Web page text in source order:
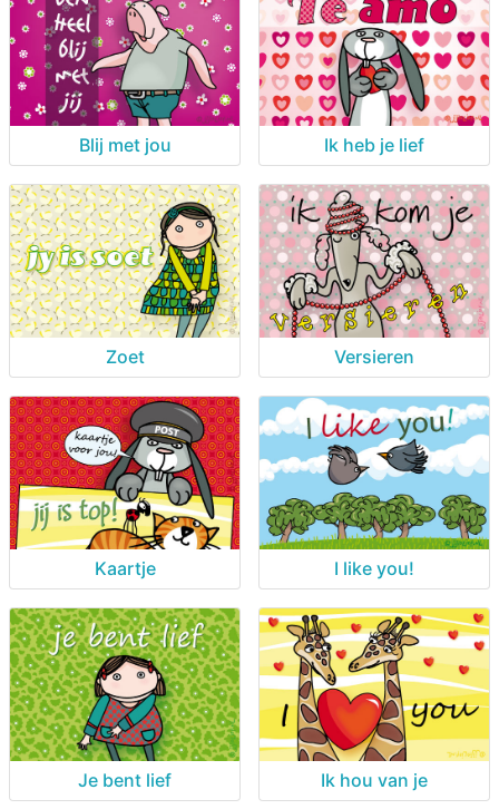
Blij met jou Ik heb je lief
Zoet Versieren
Kaartje I like you!
Je bent lief Ik hou van je